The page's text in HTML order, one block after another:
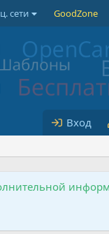
сети GoodZone
Вход